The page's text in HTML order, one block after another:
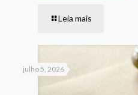
Leia mais
julho 5, 2026